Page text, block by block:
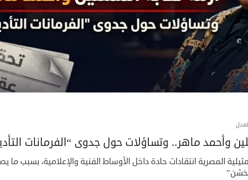
وأحمد ماهر.. وتساؤلات حول جدوى “الفرمانات
المصرية انتقادات حادة داخل الأوساط الفنية والإعلامية، بسبب ما